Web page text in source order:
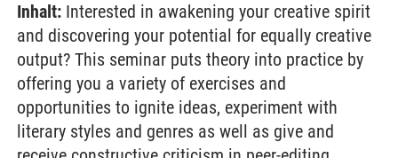
Inhalt: Interested in awakening your creative spirit
and discovering your potential for equally creative
output? This seminar puts theory into practice by
offering you a variety of exercises and
opportunities to ignite ideas, experiment with
literary styles and genres as well as give and